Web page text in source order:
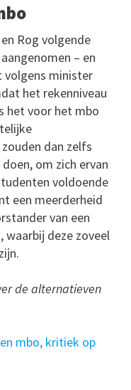
Rog volgende
– en
volgens minister
het rekenniveau
het voor het mbo
dan zelfs
om zich ervan
voldoende
een meerderheid
van een
deze zoveel
de alternatieven
mbo, kritiek op